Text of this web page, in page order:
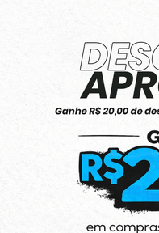
6x Sem
no Cartão